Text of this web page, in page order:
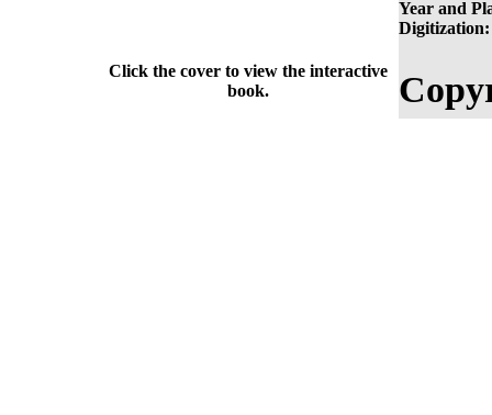
Year and
Digitization:
Click the cover to view the interactive
book.